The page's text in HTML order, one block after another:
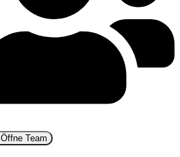
Öffne Team